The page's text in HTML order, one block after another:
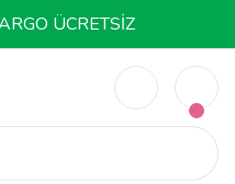
ÜCRETSİZ